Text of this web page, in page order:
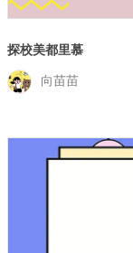
探校美都里慕
向苗苗